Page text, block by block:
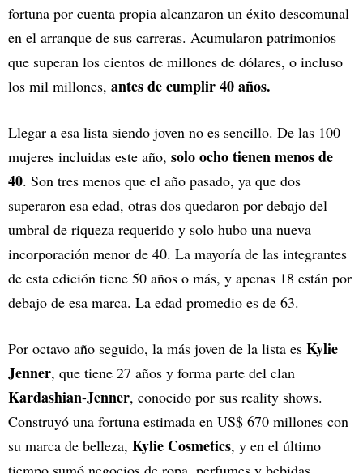
fortuna por cuenta propia alcanzaron un éxito descomunal
en el arranque de sus carreras. Acumularon patrimonios
que superan los cientos de millones de dólares, o incluso
los mil millones, antes de cumplir 40 años.
Llegar a esa lista siendo joven no es sencillo. De las 100
mujeres incluidas este año, solo ocho tienen menos de
40. Son tres menos que el año pasado, ya que dos
superaron esa edad, otras dos quedaron por debajo del
umbral de riqueza requerido y solo hubo una nueva
incorporación menor de 40. La mayoría de las integrantes
de esta edición tiene 50 años o más, y apenas 18 están por
debajo de esa marca. La edad promedio es de 63.
Por octavo año seguido, la más joven de la lista es Kylie
Jenner, que tiene 27 años y forma parte del clan
Kardashian-Jenner, conocido por sus reality shows.
Construyó una fortuna estimada en US$ 670 millones con
su marca de belleza, Kylie Cosmetics, y en el último